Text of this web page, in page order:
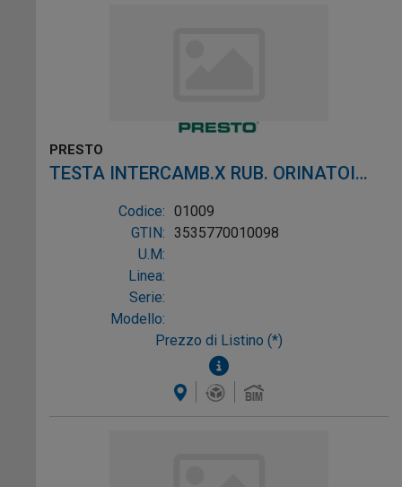
PRESTO
TESTA INTERCAMB.X RUB. ORINATOI
SIFONICI
Codice: 01009
GTIN: 3535770010098
U.M:
Linea:
Serie:
Modello:
Prezzo di Listino (*)